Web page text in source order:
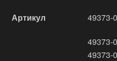
Артикул 49373-
49373-
49373-